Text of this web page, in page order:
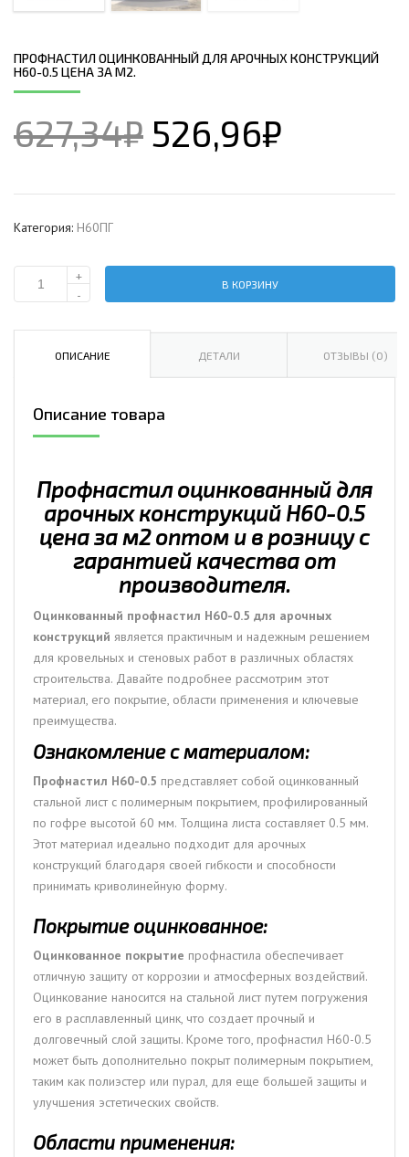
ПРОФНАСТИЛ ОЦИНКОВАННЫЙ ДЛЯ АРОЧНЫХ КОНСТРУКЦИЙ
Н60-0.5 ЦЕНА ЗА М2.
627,34₽ 526,96₽
Категория: Н60ПГ
Количество
оцинкованный
Н60-
+
-
В КОРЗИНУ
ОПИСАНИЕ ДЕТАЛИ ОТЗЫВЫ (0)
Описание товара
Профнастил оцинкованный для
арочных конструкций Н60-0.5
цена за м2 оптом и в розницу с
гарантией качества от
производителя.
Оцинкованный профнастил Н60-0.5 для арочных
конструкций является практичным и надежным решением
для кровельных и стеновых работ в различных областях
строительства. Давайте подробнее рассмотрим этот
материал, его покрытие, области применения и ключевые
преимущества.
Ознакомление с материалом:
Профнастил Н60-0.5 представляет собой оцинкованный
стальной лист с полимерным покрытием, профилированный
по гофре высотой 60 мм. Толщина листа составляет 0.5 мм.
Этот материал идеально подходит для арочных
конструкций благодаря своей гибкости и способности
принимать криволинейную форму.
Покрытие оцинкованное:
Оцинкованное покрытие профнастила обеспечивает
отличную защиту от коррозии и атмосферных воздействий.
Оцинкование наносится на стальной лист путем погружения
его в расплавленный цинк, что создает прочный и
долговечный слой защиты. Кроме того, профнастил Н60-0.5
может быть дополнительно покрыт полимерным покрытием,
таким как полиэстер или пурал, для еще большей защиты и
улучшения эстетических свойств.
Области применения: